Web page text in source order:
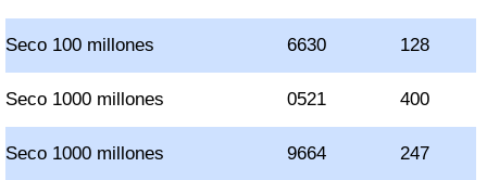
Seco 100 millones 6630 128
Seco 1000 millones 0521 400
Seco 1000 millones 9664 247